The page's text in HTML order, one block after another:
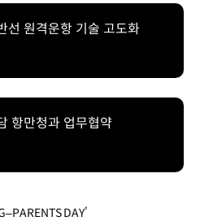
선 원격운항 기술 고도화
항만청과 업무협약
DAY’